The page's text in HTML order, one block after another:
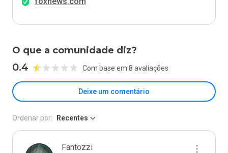
O que a comunidade diz?
0.4 Com base em 8 avaliações
Deixe um comentário
Ordenar por: Recentes
Fantozzi